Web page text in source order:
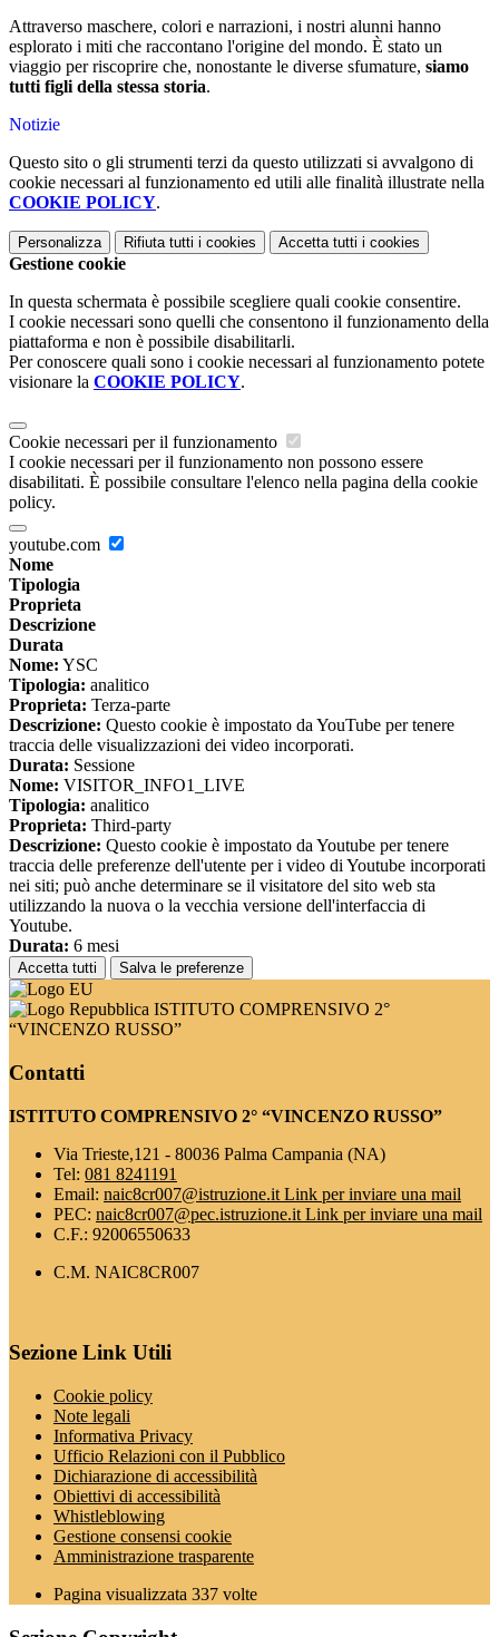
Attraverso maschere, colori e narrazioni, i nostri alunni hanno
esplorato i miti che raccontano l'origine del mondo. È stato un
viaggio per riscoprire che, nonostante le diverse sfumature, siamo
tutti figli della stessa storia.
Notizie
Questo sito o gli strumenti terzi da questo utilizzati si avvalgono di
cookie necessari al funzionamento ed utili alle finalità illustrate nella
COOKIE POLICY.
Personalizza Rifiuta tutti i cookies Accetta tutti i cookies
Gestione cookie
In questa schermata è possibile scegliere quali cookie consentire.
I cookie necessari sono quelli che consentono il funzionamento della
piattaforma e non è possibile disabilitarli.
Per conoscere quali sono i cookie necessari al funzionamento potete
visionare la COOKIE POLICY.
Cookie necessari per il funzionamento
I cookie necessari per il funzionamento non possono essere
disabilitati. È possibile consultare l'elenco nella pagina della cookie
policy.
youtube.com
Nome
Tipologia
Proprieta
Descrizione
Durata
Nome: YSC
Tipologia: analitico
Proprieta: Terza-parte
Descrizione: Questo cookie è impostato da YouTube per tenere
traccia delle visualizzazioni dei video incorporati.
Durata: Sessione
Nome: VISITOR_INFO1_LIVE
Tipologia: analitico
Proprieta: Third-party
Descrizione: Questo cookie è impostato da Youtube per tenere
traccia delle preferenze dell'utente per i video di Youtube incorporati
nei siti; può anche determinare se il visitatore del sito web sta
utilizzando la nuova o la vecchia versione dell'interfaccia di
Youtube.
Durata: 6 mesi
Accetta tutti Salva le preferenze
ISTITUTO COMPRENSIVO 2°
“VINCENZO RUSSO”
Contatti
ISTITUTO COMPRENSIVO 2° “VINCENZO RUSSO”
Via Trieste,121 - 80036 Palma Campania (NA)
Tel: 081 8241191
Email: naic8cr007@istruzione.it Link per inviare una mail
PEC: naic8cr007@pec.istruzione.it Link per inviare una mail
C.F.: 92006550633
C.M. NAIC8CR007
Sezione Link Utili
Cookie policy
Note legali
Informativa Privacy
Ufficio Relazioni con il Pubblico
Dichiarazione di accessibilità
Obiettivi di accessibilità
Whistleblowing
Gestione consensi cookie
Amministrazione trasparente
Pagina visualizzata 337 volte